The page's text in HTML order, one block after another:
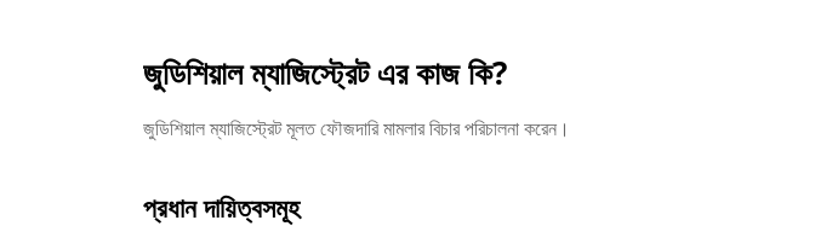
জুডিশিয়াল ম্যাজিস্ট্রেট এর কাজ কি?
জুডিশিয়াল ম্যাজিস্ট্রেট মূলত ফৌজদারি মামলার বিচার পরিচালনা করেন।
প্রধান দায়িত্বসমূহ